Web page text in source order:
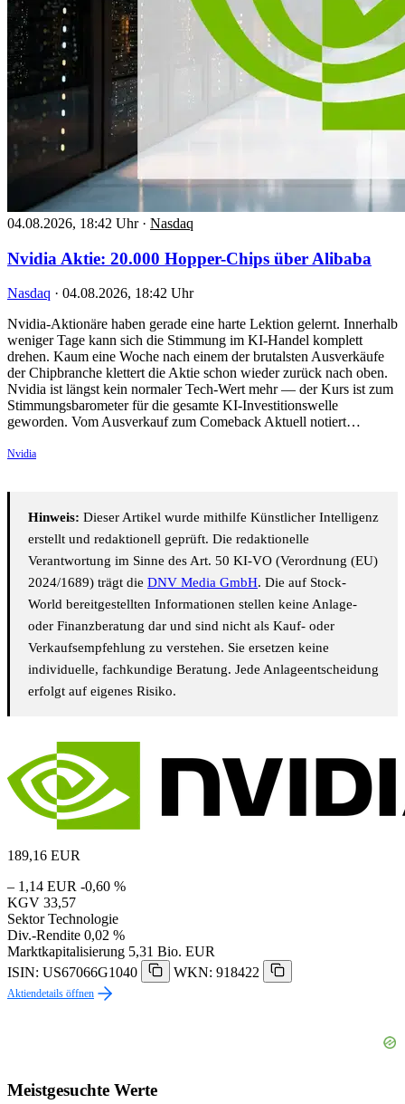
04.08.2026, 18:42 Uhr · Nasdaq
Nvidia Aktie: 20.000 Hopper-Chips über Alibaba
Nasdaq · 04.08.2026, 18:42 Uhr
Nvidia-Aktionäre haben gerade eine harte Lektion gelernt. Innerhalb
weniger Tage kann sich die Stimmung im KI-Handel komplett
drehen. Kaum eine Woche nach einem der brutalsten Ausverkäufe
der Chipbranche klettert die Aktie schon wieder zurück nach oben.
Nvidia ist längst kein normaler Tech-Wert mehr — der Kurs ist zum
Stimmungsbarometer für die gesamte KI-Investitionswelle
geworden. Vom Ausverkauf zum Comeback Aktuell notiert…
Nvidia
Hinweis: Dieser Artikel wurde mithilfe Künstlicher Intelligenz
erstellt und redaktionell geprüft. Die redaktionelle
Verantwortung im Sinne des Art. 50 KI-VO (Verordnung (EU)
2024/1689) trägt die DNV Media GmbH. Die auf Stock-
World bereitgestellten Informationen stellen keine Anlage-
oder Finanzberatung dar und sind nicht als Kauf- oder
Verkaufsempfehlung zu verstehen. Sie ersetzen keine
individuelle, fachkundige Beratung. Jede Anlageentscheidung
erfolgt auf eigenes Risiko.
189,16 EUR
– 1,14 EUR -0,60 %
KGV 33,57
Sektor Technologie
Div.-Rendite 0,02 %
Marktkapitalisierung 5,31 Bio. EUR
ISIN: US67066G1040
WKN: 918422
Aktiendetails öffnen
Meistgesuchte Werte